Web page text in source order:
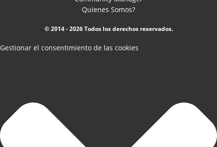
Quienes Somos?
© 2014 - 2026 Todos los derechos reservados.
Gestionar el consentimiento de las cookies